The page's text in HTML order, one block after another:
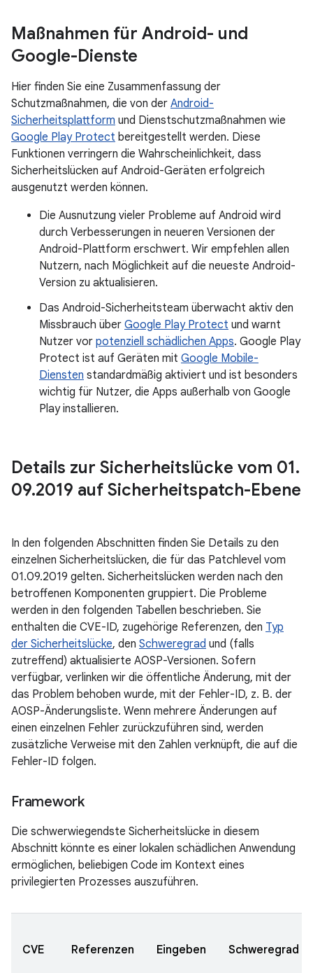
Maßnahmen für Android- und
Google-Dienste
Hier finden Sie eine Zusammenfassung der
Schutzmaßnahmen, die von der Android-
Sicherheitsplattform und Dienstschutzmaßnahmen wie
Google Play Protect bereitgestellt werden. Diese
Funktionen verringern die Wahrscheinlichkeit, dass
Sicherheitslücken auf Android-Geräten erfolgreich
ausgenutzt werden können.
Die Ausnutzung vieler Probleme auf Android wird
durch Verbesserungen in neueren Versionen der
Android-Plattform erschwert. Wir empfehlen allen
Nutzern, nach Möglichkeit auf die neueste Android-
Version zu aktualisieren.
Das Android-Sicherheitsteam überwacht aktiv den
Missbrauch über Google Play Protect und warnt
Nutzer vor potenziell schädlichen Apps. Google Play
Protect ist auf Geräten mit Google Mobile-
Diensten standardmäßig aktiviert und ist besonders
wichtig für Nutzer, die Apps außerhalb von Google
Play installieren.
Details zur Sicherheitslücke vom 01.
09.2019 auf Sicherheitspatch-Ebene
In den folgenden Abschnitten finden Sie Details zu den
einzelnen Sicherheitslücken, die für das Patchlevel vom
01.09.2019 gelten. Sicherheitslücken werden nach den
betroffenen Komponenten gruppiert. Die Probleme
werden in den folgenden Tabellen beschrieben. Sie
enthalten die CVE-ID, zugehörige Referenzen, den Typ
der Sicherheitslücke, den Schweregrad und (falls
zutreffend) aktualisierte AOSP-Versionen. Sofern
verfügbar, verlinken wir die öffentliche Änderung, mit der
das Problem behoben wurde, mit der Fehler-ID, z. B. der
AOSP-Änderungsliste. Wenn mehrere Änderungen auf
einen einzelnen Fehler zurückzuführen sind, werden
zusätzliche Verweise mit den Zahlen verknüpft, die auf die
Fehler-ID folgen.
Framework
Die schwerwiegendste Sicherheitslücke in diesem
Abschnitt könnte es einer lokalen schädlichen Anwendung
ermöglichen, beliebigen Code im Kontext eines
privilegierten Prozesses auszuführen.
CVE Referenzen Eingeben Schweregrad